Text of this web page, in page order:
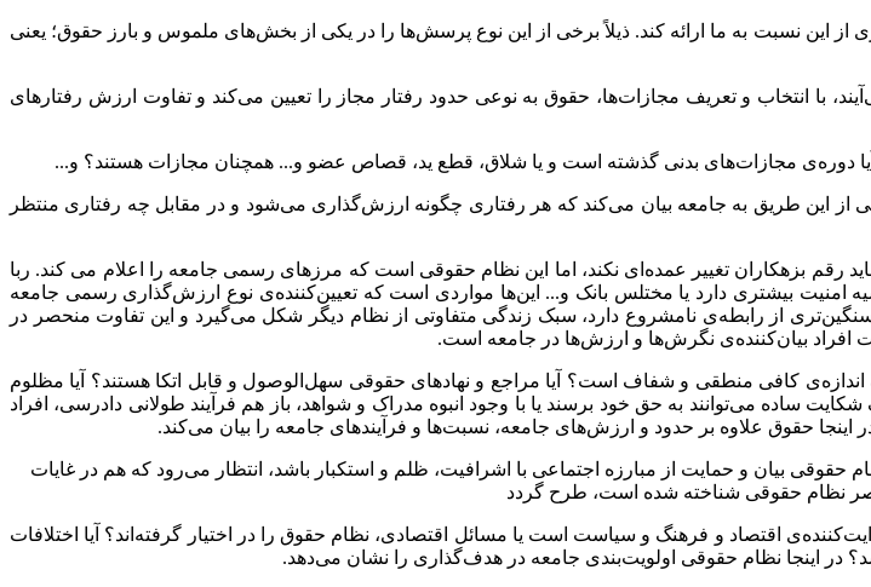
نسبت به ما ارائه کند. ذیلاً برخی از این نوع پرسش‌ها را در یکی از بخش‌های ملموس و بارز حقوق؛ یعنی
با انتخاب و تعریف مجازات‌ها، حقوق به نوعی حدود رفتار مجاز را تعیین می‌کند و تفاوت ارزش رفتارهای
آیا دوره‌ی مجازات‌های بدنی گذشته است و یا شلاق، قطع ید، قصاص عضو و... همچنان مجازات هستند؟ و...
از این طریق به جامعه بیان می‌کند که هر رفتاری چگونه ارزش‌گذاری می‌شود و در مقابل چه رفتاری منتظر
رقم بزهکاران تغییر عمده‌ای نکند، اما این نظام حقوقی است که مرزهای رسمی جامعه را اعلام می‌ کند. ربا
امنیت بیشتری دارد یا مختلس بانک و... این‌ها مواردی است که تعیین‌کننده‌ی نوع ارزش‌گذاری رسمی جامعه
از رابطه‌ی نامشروع دارد، سبک زندگی متفاوتی از نظام دیگر شکل می‌گیرد و این تفاوت منحصر در
افراد بیان‌کننده‌ی نگرش‌ها و ارزش‌ها در جامعه است.
به اندازه‌ی کافی منطقی و شفاف است؟ آیا مراجع و نهادهای حقوقی سهل‌الوصول و قابل اتکا هستند؟ آیا مظلوم
ساده می‌توانند به حق خود برسند یا با وجود انبوه مدراک و شواهد، باز هم فرآیند طولانی دادرسی، افراد
حقوق علاوه بر حدود و ارزش‌های جامعه، نسبت‌ها و فرآیندهای جامعه را بیان می‌کند.
بیان و حمایت از مبارزه اجتماعی با اشرافیت، ظلم و استکبار باشد، انتظار می‌‌‌رود که هم در غایات
نظام حقوقی شناخته شده است، طرح گردد
اقتصاد و فرهنگ و سیاست است یا مسائل اقتصادی، نظام حقوق را در اختیار گرفته‌اند؟ آیا اختلافات
در اینجا نظام حقوقی اولویت‌بندی جامعه در هدف‌گذاری را نشان می‌دهد.